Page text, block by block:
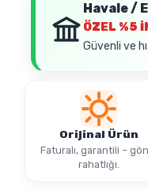
Havale /
ÖZEL %5
Güvenli ve
Orijinal Ürün
Faturalı, garantili –
rahatlığı.